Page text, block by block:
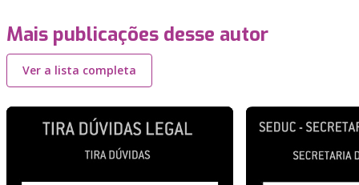
Mais publicações desse autor
Ver a lista completa